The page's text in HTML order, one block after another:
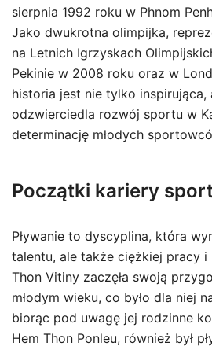
sierpnia 1992 roku w Phnom
Jako dwukrotna olimpijka,
na Letnich Igrzyskach
Pekinie w 2008 roku oraz w
historia jest nie tylko inspirująca,
odzwierciedla rozwój sportu w
determinację młodych
Początki kariery
Pływanie to dyscyplina, która
talentu, ale także ciężkiej pracy i
Thon Vitiny zaczęła swoją
młodym wieku, co było dla niej
biorąc pod uwagę jej rodzinne
Hem Thon Ponleu, również był